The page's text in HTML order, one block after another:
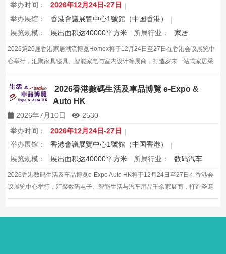
举办时间：
2026年12月24日-27日
举办展馆：
香港會議展覽中心1號館（中国香港）
展览规模：
展出面积达40000平方米 所属行业： 家居
2026第26届香港家居潮流博览Homex将于12月24日至27日在香港会议展览中
心举行，汇聚家具寝具、智能家电与室内设计等展商，打造岁末一站式家居采
购与灵感盛会，欢迎本地家庭与海内外买家入场挑选心仪家居好物，共度温馨
节日购物季，感受设计之美。2026香港數碼生活及車品博覽 e-Expo &
Auto HK
2026年7月10日
2530
举办时间：
2026年12月24日-27日
举办展馆：
香港會議展覽中心1號館（中国香港）
展览规模：
展出面积达40000平方米 所属行业： 数码汽车
2026香港数码生活及车品博览e-Expo Auto HK将于12月24日至27日在香港会
议展览中心举行，汇聚数码电子、智能生活与汽车用品千余家展商，打造圣诞
黄金档科技车品一站式采购盛会，欢迎观众与买家到场体验交流，共赴年度科